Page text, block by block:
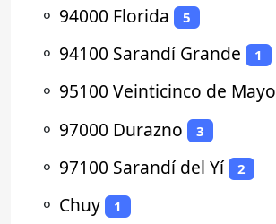
⚬ 94000 Florida 5
⚬ 94100 Sarandí Grande 1
⚬ 95100 Veinticinco de Mayo
⚬ 97000 Durazno 3
⚬ 97100 Sarandí del Yí 2
⚬ Chuy 1